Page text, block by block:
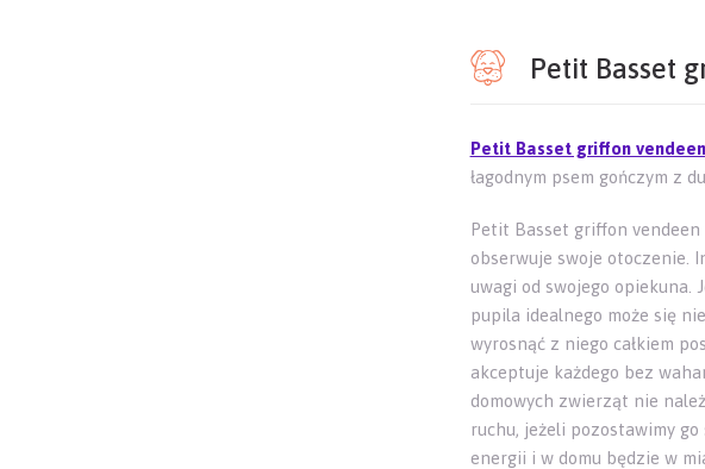
Petit Basset
Petit Basset griffon vendeen
łagodnym psem gończym z
Petit Basset griffon
obserwuje swoje otoczenie.
uwagi od swojego opiekuna.
pupila idealnego może się
wyrosnąć z niego całkiem
akceptuje każdego bez
domowych zwierząt nie
ruchu, jeżeli pozostawimy
energii i w domu będzie w